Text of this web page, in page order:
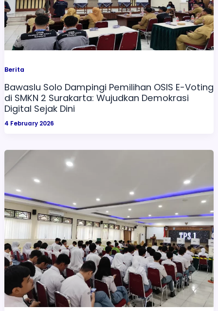
Berita
Bawaslu Solo Dampingi Pemilihan OSIS E-Voting
di SMKN 2 Surakarta: Wujudkan Demokrasi
Digital Sejak Dini
4 February 2026